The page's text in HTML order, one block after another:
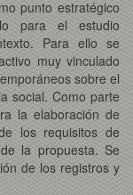
punto estratégico
para el estudio
Para ello se
muy vinculado
sobre el
social. Como parte
la elaboración de
los requisitos de
la propuesta. Se
de los registros y